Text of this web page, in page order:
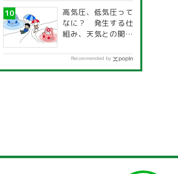
高気圧、低気圧って
なに？ 発生する仕
組み、天気との関係
Recommended by